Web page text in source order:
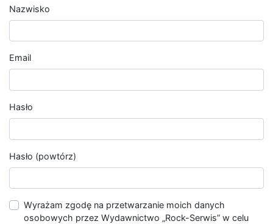
Nazwisko
Email
Hasło
Hasło (powtórz)
Wyrażam zgodę na przetwarzanie moich danych
osobowych przez Wydawnictwo „Rock-Serwis” w celu